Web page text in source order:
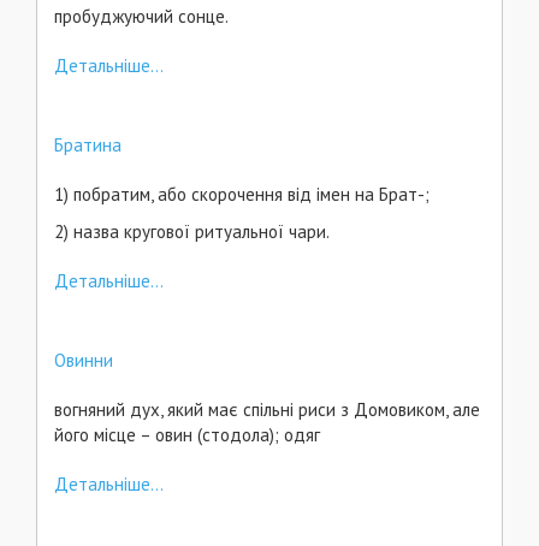
пробуджуючий сонце.
Детальніше...
Братина
1) побратим, або скорочення від імен на Брат-;
2) назва кругової ритуальної чари.
Детальніше...
Овинни
вогняний дух, який має спільні риси з Домовиком, але
його місце – овин (стодола); одяг
Детальніше...